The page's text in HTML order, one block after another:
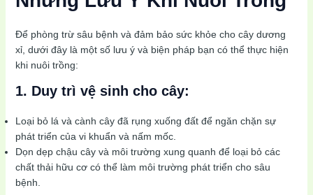
Để phòng trừ sâu bệnh và đảm bảo sức khỏe cho cây dương
xỉ, dưới đây là một số lưu ý và biện pháp bạn có thể thực hiện
khi nuôi trồng:
1. Duy trì vệ sinh cho cây:
Loại bỏ lá và cành cây đã rụng xuống đất để ngăn chặn sự
phát triển của vi khuẩn và nấm mốc.
Dọn dẹp chậu cây và môi trường xung quanh để loại bỏ các
chất thải hữu cơ có thể làm môi trường phát triển cho sâu
bệnh.